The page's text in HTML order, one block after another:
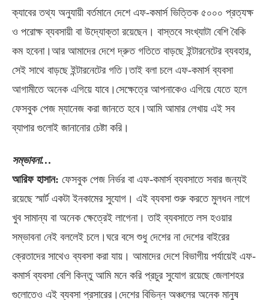
ক্যাবের তথ্য অনুযায়ী বর্তমানে দেশে এফ-কমার্স ভিত্তিক ৫০০০ প্রত্যক্ষ
ও পরোক্ষ ব্যবসায়ী বা উদ্যোক্তা রয়েছেন। বাস্তবে সংখ্যাটা বেশি বৈকি
কম হবেনা।আর আমাদের দেশে দ্রুত গতিতে বাড়ছে ইন্টারনেটের ব্যবহার,
সেই সাথে বাড়ছে ইন্টারনেটের গতি।তাই বলা চলে এফ-কমার্স ব্যবসা
আগামীতে অনেক এগিয়ে যাবে।সেক্ষেত্রে আপনাকেও এগিয়ে যেতে হলে
ফেসবুক পেজ ম্যানেজ করা জানতে হবে।আমি আমার লেখায় এই সব
ব্যাপার গুলোই জানানোর চেষ্টা করি।
সম্ভাবনা…
আরিফ হাসান: ফেসবুক পেজ নির্ভর বা এফ-কমার্স ব্যবসাতে সবার জন্যই
রয়েছে স্মার্ট একটা ইনকামের সুযোগ। এই ব্যবসা শুরু করতে মুলধন লাগে
খুব সামান্য বা অনেক ক্ষেত্রেই লাগেনা। তাই ব্যবসাতে লস হওয়ার
সম্ভাবনা নেই বললেই চলে।ঘরে বসে শুধু দেশের না দেশের বাইরের
ক্রেতাদের সাথেও ব্যবসা করা যায়। আমাদের দেশে বিভাগীয় পর্যায়েই এফ-
কমার্স ব্যবসা বেশি কিন্তু আমি মনে করি প্রচুর সুযোগ রয়েছে জেলাশহর
গুলোতেও এই ব্যবসা প্রসারের।দেশের বিভিন্ন অঞ্চলের অনেক মানুষ